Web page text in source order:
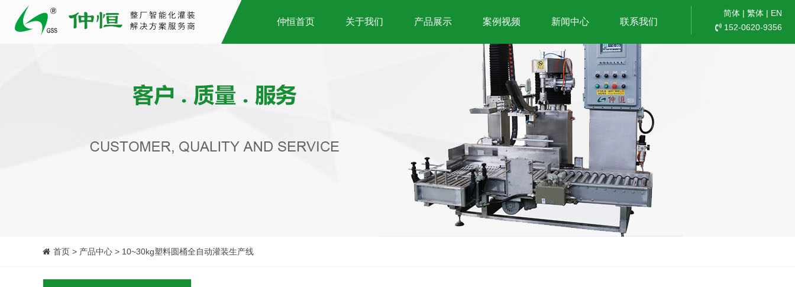
仲恒首页 关于我们 产品展示 案例视频 新闻中心 联系我们
简体 | 繁体 | EN
152-0620-9356
首页 > 产品中心 > 10~30kg塑料圆桶全自动灌装生产线